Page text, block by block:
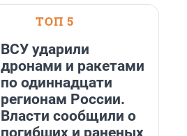
ТОП 5
ВСУ ударили
дронами и ракетами
по одиннадцати
регионам России.
Власти сообщили о
погибших и раненых